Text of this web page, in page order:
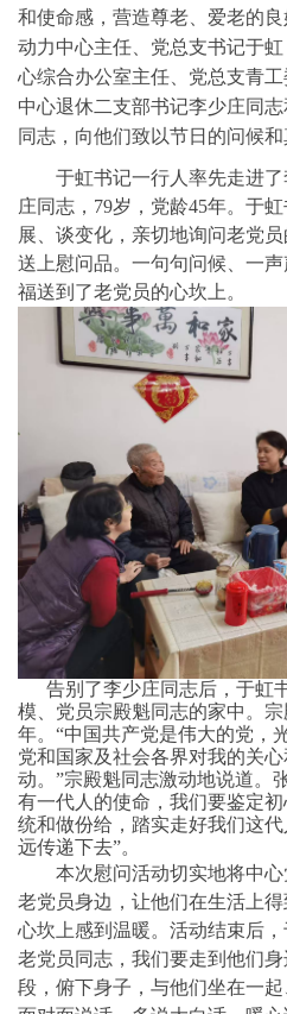
和使命感，营造尊老、爱老的良
动力中心主任、党总支书记于
心综合办公室主任、党总支青
中心退休二支部书记李少庄同
同志，向他们致以节日的问候和
于虹书记一行人率先走进
庄同志，79岁，党龄45年。于
展、谈变化，亲切地询问老党
送上慰问品。一句句问候、一
福送到了老党员的心坎上。
告别了李少庄同志后，于虹
模、党员宗殿魁同志的家中。
年。“中国共产党是伟大的党，
党和国家及社会各界对我的关
动。”宗殿魁同志激动地说道。
有一代人的使命，我们要鉴定
统和做份给，踏实走好我们这
远传递下去”。
本次慰问活动切实地将中
老党员身边，让他们在生活上得
心坎上感到温暖。活动结束后
老党员同志，我们要走到他们
段，俯下身子，与他们坐在一